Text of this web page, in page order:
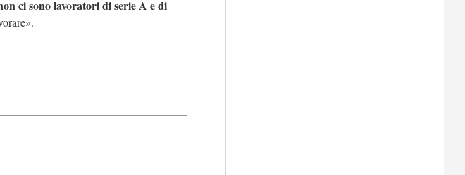
ci sono lavoratori di serie A e di